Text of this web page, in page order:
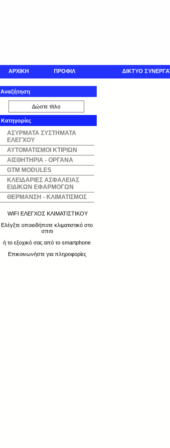
ΑΡΧΙΚΗ ΠΡΟΦΙΛ ΔΙΚΤΥΟ
Αναζήτηση
Κατηγορίες
ΑΣΥΡΜΑΤΑ ΣΥΣΤΗΜΑΤΑ
ΕΛΕΓΧΟΥ
ΑΥΤΟΜΑΤΙΣΜΟΙ ΚΤΙΡΙΩΝ
ΑΙΣΘΗΤΗΡΙΑ - ΟΡΓΑΝΑ
GTM MODULES
ΚΛΕΙΔΑΡΙΕΣ ΑΣΦΑΛΕΙΑΣ
ΕΙΔΙΚΩΝ ΕΦΑΡΜΟΓΩΝ
ΘΕΡΜΑΝΣΗ - ΚΛΙΜΑΤΙΣΜΟΣ
WIFI ΕΛΕΓΧΟΣ ΚΛΙΜΑΤΙΣΤΙΚΟΥ
Ελέγξτε οποιοδήποτε κλιματιστικό στο
σπιτι
ή το εξοχικό σας από το smartphone
Επικοινωνήστε για πληροφορίες